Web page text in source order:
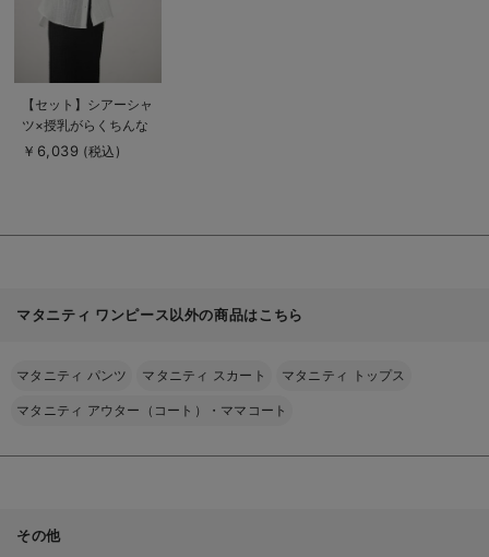
商
品
詳
を
【セット】シアーシャ
ツ×授乳がらくちんな
キャミワンピース マ
￥6,039 (税込)
マタニティ ワンピース以外の商品はこちら
マタニティ パンツ マタニティ スカート マタニティ トップス
マタニティ アウター（コート）・ママコート
その他